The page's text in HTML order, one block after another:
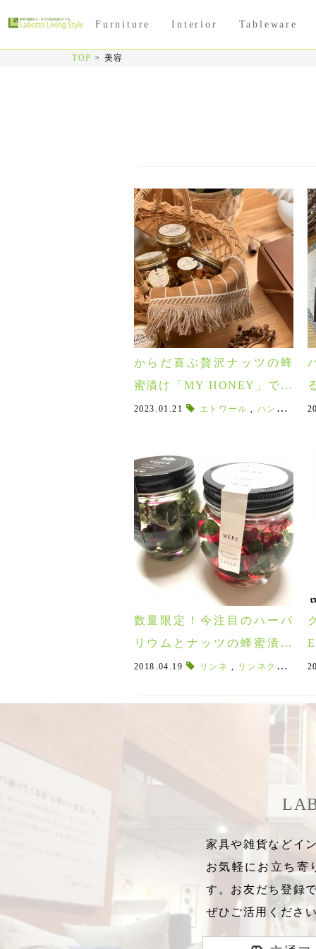
Furniture Interior Tableware
TOP > 美容
からだ喜ぶ贅沢ナッツの蜂
蜜漬け「MY HONEY」で美
食習慣♪食事やおつまみにも
2023.01.21 エトワール , ハンガリー産蜂蜜
数量限定！今注目のハーバ
リウムとナッツの蜂蜜漬け
がセットになった母の日ギ
2018.04.19 リンネ リンネクール
家具や雑貨などイ
お気軽にお立ち寄
す。お友だち登録
ぜひご活用くださ